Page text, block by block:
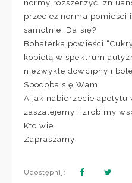
normy rozszerzyć,
przecież norma pomieści
samotnie. Da się?
Bohaterka powieści
kobietą w spektrum
niezwykle dowcipny i
Spodoba się Wam.
A jak nabierzecie apetytu
zaszalejemy i zrobimy
Kto wie.
Zapraszamy!
Udostępnij: